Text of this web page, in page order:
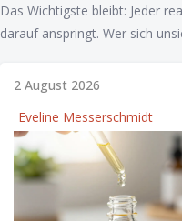
Das Wichtigste bleibt: Jeder
darauf anspringt. Wer sich
2 August 2026
Eveline Messerschmidt